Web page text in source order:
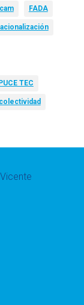
FADA
PUCE TEC